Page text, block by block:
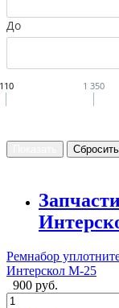
До
1 350
Ремнабор
Интерскол М-25
900 руб.